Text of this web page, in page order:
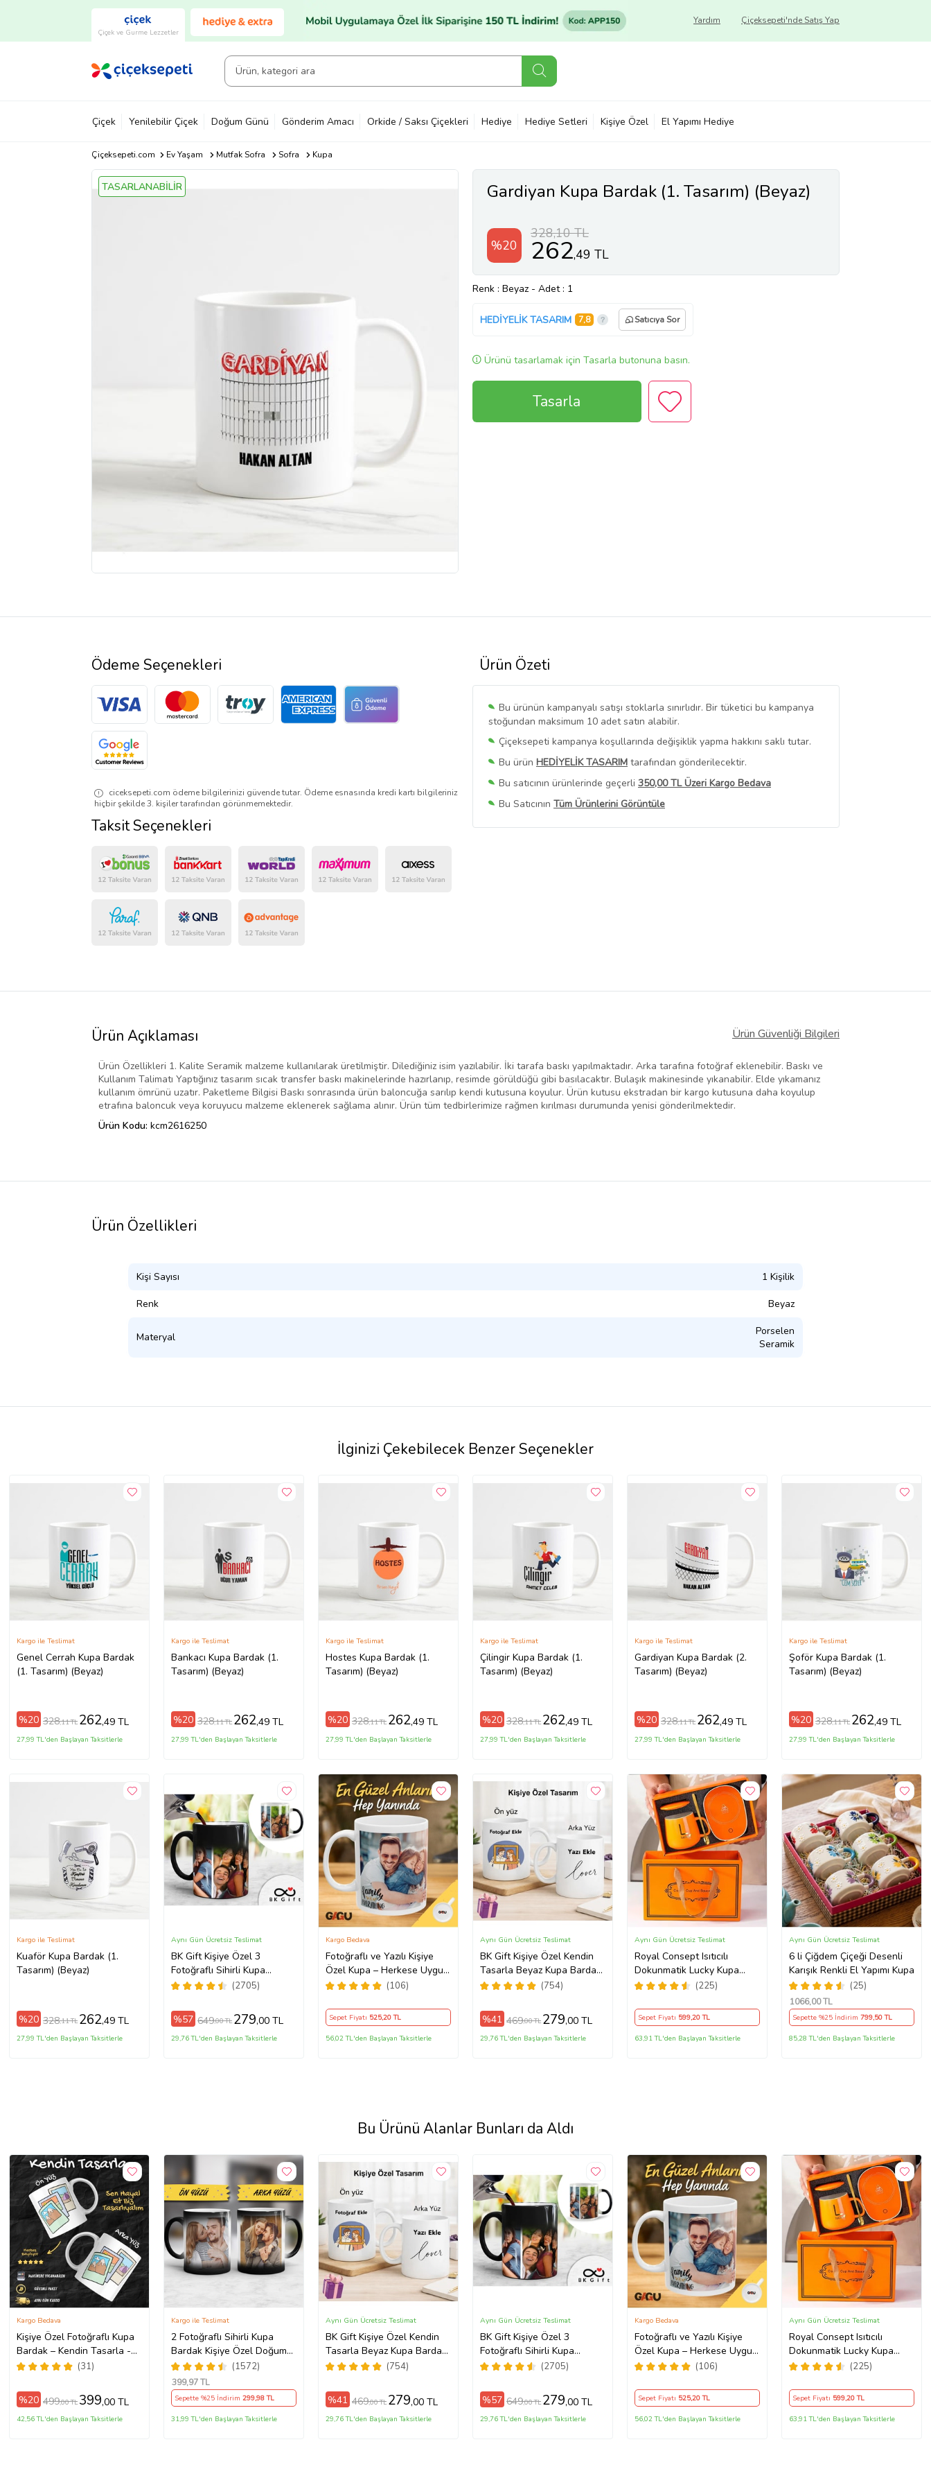
Çiçek ve Gurme Lezzetler
Çiçeksepeti'nde Satış Yap
Yardım
Çiçek Yenilebilir Çiçek Doğum Günü Gönderim Amacı Orkide / Saksı Çiçekleri Hediye Hediye Setleri Kişiye Özel El Yapımı Hediye
Çiçeksepeti.com Ev Yaşam Mutfak Sofra Sofra Kupa
TASARLANABİLİR Gardiyan Kupa Bardak (1. Tasarım) (Beyaz)
%20
328,10 TL
262,49 TL
Renk : Beyaz - Adet : 1
HEDİYELİK TASARIM 7,8 Satıcıya Sor
Ürünü tasarlamak için Tasarla butonuna basın.
Tasarla
Ürün Özeti
Bu ürünün kampanyalı satışı stoklarla sınırlıdır. Bir tüketici bu kampanya
stoğundan maksimum 10 adet satın alabilir.
Çiçeksepeti kampanya koşullarında değişiklik yapma hakkını saklı tutar.
Bu ürün HEDİYELİK TASARIM tarafından gönderilecektir.
Bu satıcının ürünlerinde geçerli 350,00 TL Üzeri Kargo Bedava
Bu Satıcının Tüm Ürünlerini Görüntüle
Ürün sayfasında gördüğünüz fiyat bilgileri, satıcı tarafından
Ödeme Seçenekleri
ciceksepeti.com ödeme bilgilerinizi güvende tutar. Ödeme esnasında kredi kartı bilgileriniz
hiçbir şekilde 3. kişiler tarafından görünmemektedir.
Taksit Seçenekleri
Ürün Açıklaması Ürün Güvenliği Bilgileri
Ürün Özellikleri 1. Kalite Seramik malzeme kullanılarak üretilmiştir. Dilediğiniz isim yazılabilir. İki tarafa baskı yapılmaktadır. Arka tarafına fotoğraf eklenebilir. Baskı ve
Kullanım Talimatı Yaptığınız tasarım sıcak transfer baskı makinelerinde hazırlanıp, resimde görüldüğü gibi basılacaktır. Bulaşık makinesinde yıkanabilir. Elde yıkamanız
kullanım ömrünü uzatır. Paketleme Bilgisi Baskı sonrasında ürün baloncuğa sarılıp kendi kutusuna koyulur. Ürün kutusu ekstradan bir kargo kutusuna daha koyulup
etrafına baloncuk veya koruyucu malzeme eklenerek sağlama alınır. Ürün tüm tedbirlerimize rağmen kırılması durumunda yenisi gönderilmektedir.
Ürün Kodu: kcm2616250
Ürün Özellikleri
Kişi Sayısı 1 Kişilik
Renk Beyaz
Materyal
Porselen
Seramik
İlginizi Çekebilecek Benzer Seçenekler
Genel Cerrah Kupa Bardak
(1. Tasarım) (Beyaz)
Kargo ile Teslimat
%20 328,11 TL 262,49 TL
27,99 TL'den Başlayan Taksitlerle
Bankacı Kupa Bardak (1.
Tasarım) (Beyaz)
Kargo ile Teslimat
%20 328,11 TL 262,49 TL
27,99 TL'den Başlayan Taksitlerle
Hostes Kupa Bardak (1.
Tasarım) (Beyaz)
Kargo ile Teslimat
%20 328,11 TL 262,49 TL
27,99 TL'den Başlayan Taksitlerle
Çilingir Kupa Bardak (1.
Tasarım) (Beyaz)
Kargo ile Teslimat
%20 328,11 TL 262,49 TL
27,99 TL'den Başlayan Taksitlerle
Gardiyan Kupa Bardak (2.
Tasarım) (Beyaz)
Kargo ile Teslimat
%20 328,11 TL 262,49 TL
27,99 TL'den Başlayan Taksitlerle
Şoför Kupa Bardak (1.
Tasarım) (Beyaz)
Kargo ile Teslimat
%20 328,11 TL 262,49 TL
27,99 TL'den Başlayan Taksitlerle
Kuaför Kupa Bardak (1.
Tasarım) (Beyaz)
Kargo ile Teslimat
%20 328,11 TL 262,49 TL
27,99 TL'den Başlayan Taksitlerle
BK Gift Kişiye Özel 3
Fotoğraflı Sihirli Kupa
Bardak, Arkadaşa Hediye,
(2705)
Aynı Gün Ücretsiz Teslimat
%57 649,00 TL 279,00 TL
29,76 TL'den Başlayan Taksitlerle
Fotoğraflı ve Yazılı Kişiye
Özel Kupa – Herkese Uygun
Anlamlı Hediye Porselen(106)
Kargo Bedava
Sepet Fiyatı 525,20 TL
56,02 TL'den Başlayan Taksitlerle
BK Gift Kişiye Özel Kendin
Tasarla Beyaz Kupa Bardak,
Sevgiliye Hediye, Arkadaşa
Hediyesi
(754)
Aynı Gün Ücretsiz Teslimat
%41 469,00 TL 279,00 TL
29,76 TL'den Başlayan Taksitlerle
Royal Consept Isıtıcılı
Dokunmatik Lucky Kupa
Bardak Seti
(225)
Aynı Gün Ücretsiz Teslimat
Sepet Fiyatı 599,20 TL
63,91 TL'den Başlayan Taksitlerle
6 li Çiğdem Çiçeği Desenli
Karışık Renkli El Yapımı Kupa
(25)
Aynı Gün Ücretsiz Teslimat
1066,00 TL
Sepette %25 İndirim799,50 TL
85,28 TL'den Başlayan Taksitlerle
Bu Ürünü Alanlar Bunları da Aldı
Kişiye Özel Fotoğraflı Kupa
Bardak – Kendin Tasarla -
Fotoğrafını Gönder
(31)
Kargo Bedava
%20 499,00 TL 399,00 TL
42,56 TL'den Başlayan Taksitlerle
2 Fotoğraflı Sihirli Kupa
Bardak Kişiye Özel Doğum
Günü Hediyesi Sevgiliye
Hediye Anneye Babaya
Ablaya Abiye Kız Erkek
Kardeşe Arkadaşa Resimli
Günü Yıl Dönümü Hediyesi
(1572)
Kargo ile Teslimat
399,97 TL
Sepette %25 İndirim 299,98 TL
31,99 TL'den Başlayan Taksitlerle
BK Gift Kişiye Özel Kendin
Tasarla Beyaz Kupa Bardak,
Sevgiliye Hediye, Arkadaşa
Hediyesi
(754)
Aynı Gün Ücretsiz Teslimat
%41 469,00 TL 279,00 TL
29,76 TL'den Başlayan Taksitlerle
BK Gift Kişiye Özel 3
Fotoğraflı Sihirli Kupa
Bardak, Arkadaşa Hediye,
(2705)
Aynı Gün Ücretsiz Teslimat
%57 649,00 TL 279,00 TL
29,76 TL'den Başlayan Taksitlerle
Fotoğraflı ve Yazılı Kişiye
Özel Kupa – Herkese Uygun
Anlamlı Hediye Porselen(106)
Kargo Bedava
Sepet Fiyatı 525,20 TL
56,02 TL'den Başlayan Taksitlerle
Royal Consept Isıtıcılı
Dokunmatik Lucky Kupa
Bardak Seti
(225)
Aynı Gün Ücretsiz Teslimat
Sepet Fiyatı 599,20 TL
63,91 TL'den Başlayan Taksitlerle